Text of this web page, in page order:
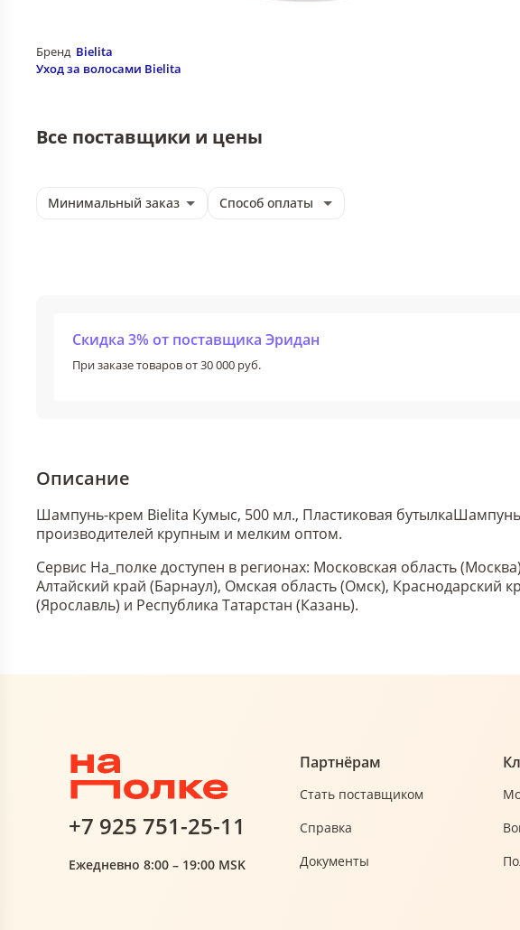
Бренд Bielita
Уход за волосами Bielita
Все поставщики и цены
Минимальный заказ Способ оплаты
Скидка 3% от поставщика Эридан
При заказе товаров от 30 000 руб.
Описание
Шампунь-крем Bielita Кумыс, 500 мл., Пластиковая бутылка
производителей крупным и мелким оптом.
Сервис На_полке доступен в регионах: Московская область
Алтайский край (Барнаул), Омская область (Омск), Краснодарский
(Ярославль) и Республика Татарстан (Казань).
+7 925 751-25-11
Ежедневно 8:00 – 19:00 MSK
Партнёрам
Стать поставщиком
Справка
Документы